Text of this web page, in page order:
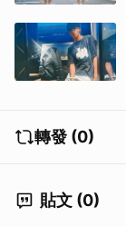
轉發 (0)
貼文 (0)